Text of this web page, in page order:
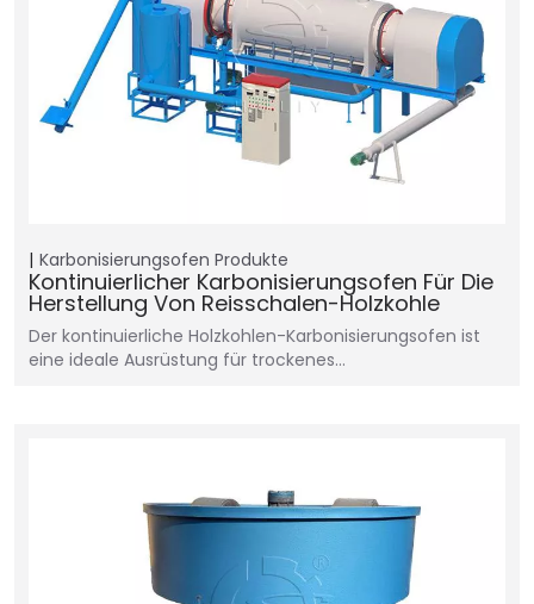
Karbonisierungsofen Produkte
Kontinuierlicher Karbonisierungsofen Für Die
Herstellung Von Reisschalen-Holzkohle
Der kontinuierliche Holzkohlen-Karbonisierungsofen ist
eine ideale Ausrüstung für trockenes…